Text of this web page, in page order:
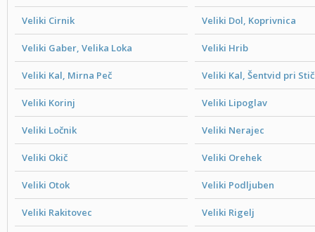
Veliki Cirnik Veliki Dol, Koprivnica
Veliki Gaber, Velika Loka Veliki Hrib
Veliki Kal, Mirna Peč Veliki Kal, Šentvid pri
Veliki Korinj Veliki Lipoglav
Veliki Ločnik Veliki Nerajec
Veliki Okič Veliki Orehek
Veliki Otok Veliki Podljuben
Veliki Rakitovec Veliki Rigelj